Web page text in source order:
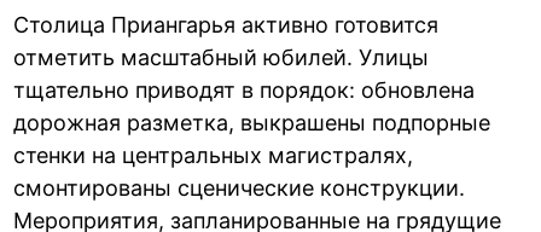
Столица Приангарья активно готовится
отметить масштабный юбилей. Улицы
тщательно приводят в порядок: обновлена
дорожная разметка, выкрашены подпорные
стенки на центральных магистралях,
смонтированы сценические конструкции.
Мероприятия, запланированные на грядущие